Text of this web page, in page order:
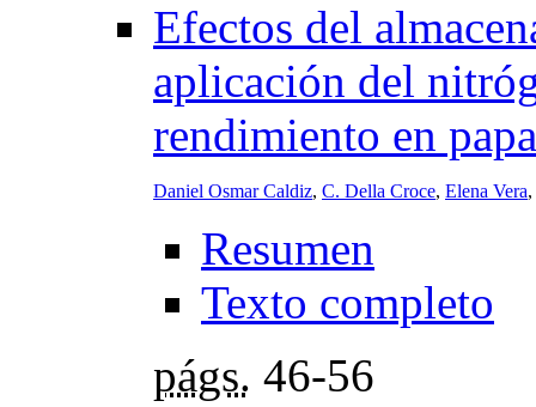
Efectos del
aplicación del
rendimiento en
Daniel Osmar Caldiz, C. Della Croce, Elena Vera,
Resumen
Texto completo
págs. 46-56